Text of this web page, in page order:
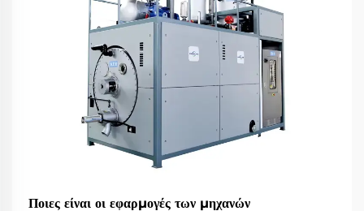
Ποιες είναι οι εφαρμογές των μηχανών